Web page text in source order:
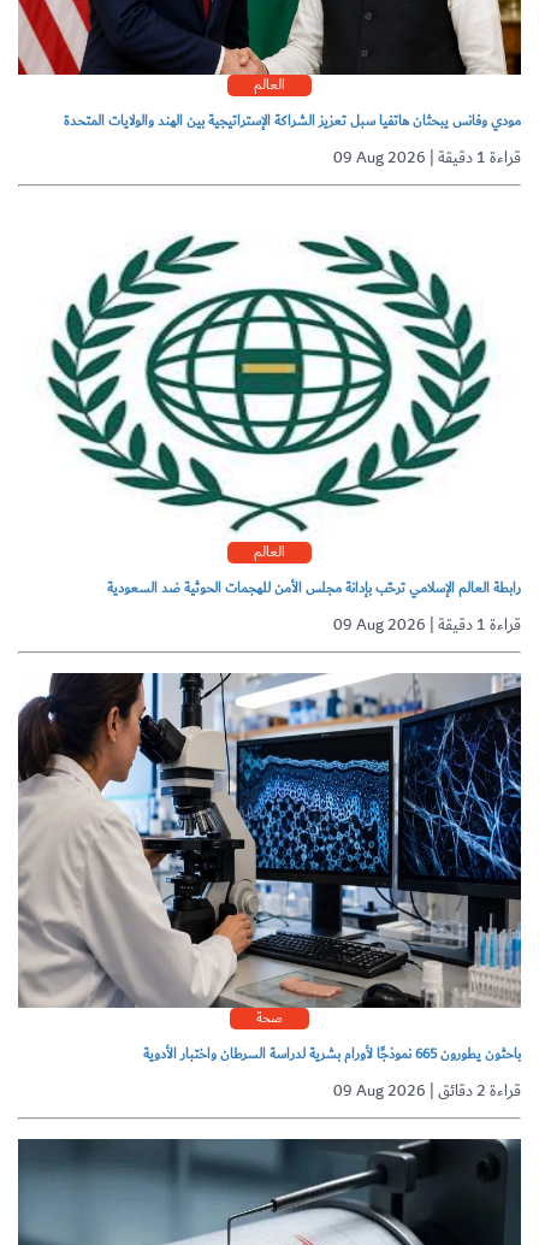
العالم
مودي وفانس يبحثان هاتفيا سبل تعزيز الشراكة الإستراتيجية بين الهند والولايات المتحدة
09 Aug 2026 | قراءة 1 دقيقة
العالم
رابطة العالم الإسلامي ترحّب بإدانة مجلس الأمن للهجمات الحوثية ضد السعودية
09 Aug 2026 | قراءة 1 دقيقة
صحة
باحثون يطورون 665 نموذجًا لأورام بشرية لدراسة السرطان واختبار الأدوية
09 Aug 2026 | قراءة 2 دقائق